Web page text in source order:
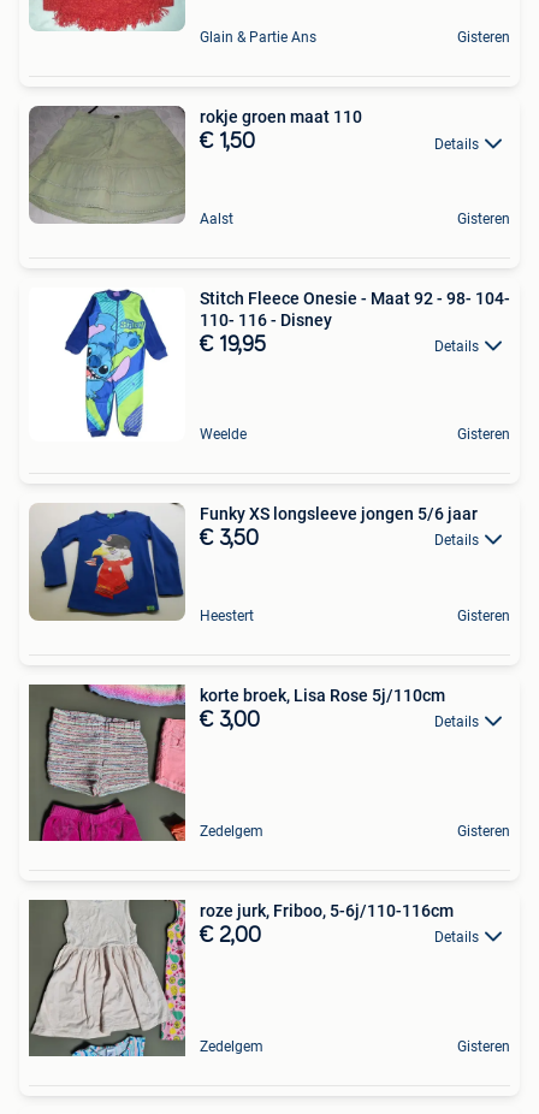
Glain & Partie Ans Gisteren
rokje groen maat 110
€ 1,50 Details
Aalst Gisteren
Stitch Fleece Onesie - Maat 92 - 98- 104-
110- 116 - Disney
€ 19,95 Details
Weelde Gisteren
Funky XS longsleeve jongen 5/6 jaar
€ 3,50 Details
Heestert Gisteren
korte broek, Lisa Rose 5j/110cm
€ 3,00 Details
Zedelgem Gisteren
roze jurk, Friboo, 5-6j/110-116cm
€ 2,00 Details
Zedelgem Gisteren